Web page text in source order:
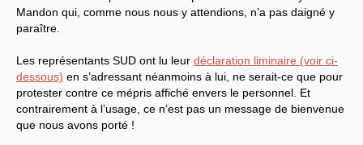
DGG
Carrière
Suppléments familial de
traitement
Plate-forme revendicative
Références, utilitaires,etc.
SUD-REauCNRS
Mandon qui, comme nous nous y attendions, n’a pas daigné y
paraître.
Les représentants SUD ont lu leur déclaration liminaire (voir ci-
dessous) en s’adressant néanmoins à lui, ne serait-ce que pour
protester contre ce mépris affiché envers le personnel. Et
contrairement à l’usage, ce n’est pas un message de bienvenue
que nous avons porté !